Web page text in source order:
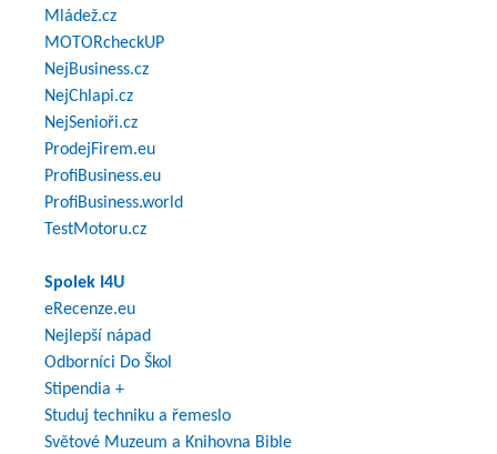
Mládež.cz
MOTORcheckUP
NejBusiness.cz
NejChlapi.cz
NejSenioři.cz
ProdejFirem.eu
ProfiBusiness.eu
ProfiBusiness.world
TestMotoru.cz
Spolek I4U
eRecenze.eu
Nejlepší nápad
Odborníci Do Škol
Stipendia +
Studuj techniku a řemeslo
Světové Muzeum a Knihovna Bible